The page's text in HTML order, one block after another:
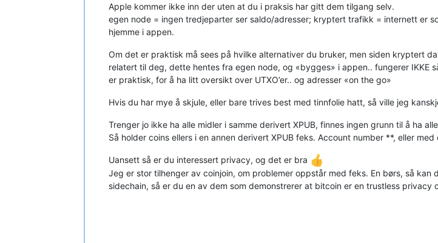
Apple kommer ikke inn der uten at du i praksis har gitt dem tilgang selv.
egen node = ingen tredjeparter ser saldo/adresser; kryptert trafikk = internett er
hjemme i appen.
Om det er praktisk må sees på hvilke alternativer du bruker, men siden kryptert
relatert til deg, dette hentes fra egen node, og «bygges» i appen.. fungerer IKKE
er praktisk, for å ha litt oversikt over UTXO’er.. og adresser «on the go»
Hvis du har mye å skjule, eller bare trives best med tinnfolie hatt, så ville jeg
Trenger jo ikke ha alle midler i samme derivert XPUB, finnes ingen grunn til å ha
Så holder coins ellers i en annen derivert XPUB feks. Account number **, eller med
Uansett så er du interessert privacy, og det er bra
Jeg er stor tilhenger av coinjoin, om problemer oppstår med feks. En børs, så
sidechain, så er du en av dem som demonstrerer at bitcoin er en trustless privacy